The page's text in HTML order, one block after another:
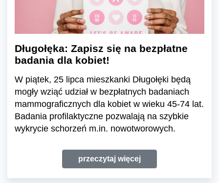
Długołęka: Zapisz się na bezpłatne
badania dla kobiet!
W piątek, 25 lipca mieszkanki Długołęki będą
mogły wziąć udział w bezpłatnych badaniach
mammograficznych dla kobiet w wieku 45-74 lat.
Badania profilaktyczne pozwalają na szybkie
wykrycie schorzeń m.in. nowotworowych.
przeczytaj więcej